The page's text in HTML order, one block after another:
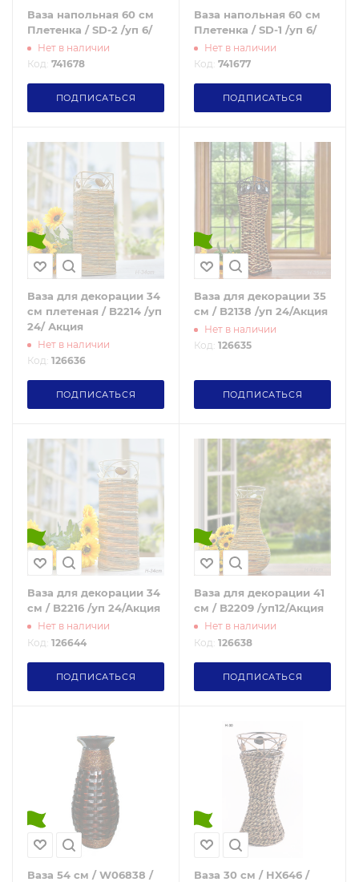
Ваза напольная 60 см
Плетенка / SD-2 /уп 6/
Нет в наличии
Код: 741678
ПОДПИСАТЬСЯ
Ваза напольная 60 см
Плетенка / SD-1 /уп 6/
Нет в наличии
Код: 741677
ПОДПИСАТЬСЯ
Ваза для декорации 34
см плетеная / B2214 /уп
24/ Акция
Нет в наличии
Код: 126636
ПОДПИСАТЬСЯ
Ваза для декорации 35
см / B2138 /уп 24/Акция
Нет в наличии
Код: 126635
ПОДПИСАТЬСЯ
Ваза для декорации 34
см / B2216 /уп 24/Акция
Нет в наличии
Код: 126644
ПОДПИСАТЬСЯ
Ваза для декорации 41
см / B2209 /уп12/Акция
Нет в наличии
Код: 126638
ПОДПИСАТЬСЯ
Ваза 54 см / W06838 /
Ваза 30 см / HX646 /